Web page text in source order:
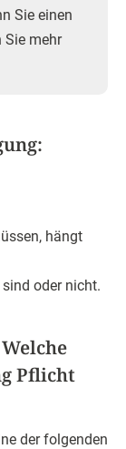
Sie einen
mehr
hängt
sind oder nicht.
Pflicht
der folgenden